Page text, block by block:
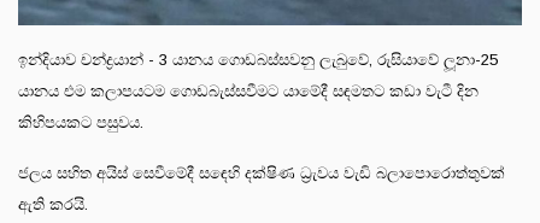
ඉන්දියාව චන්ද්‍රයාන් - 3 යානය ගොඩබස්සවනු ලැබුවේ, රුසියාවේ ලූනා-25
යානය එම කලාපයටම ගොඩබැස්සවීමට යාමේදී සඳමතට කඩා වැටී දින
කිහිපයකට පසුවය.
ජලය සහිත අයිස් සෙවීමේදී සඳෙහි දක්ෂිණ ධ්‍රැවය වැඩි බලාපොරොත්තුවක්
ඇති කරයි.